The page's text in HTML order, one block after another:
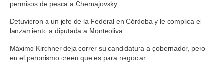
permisos de pesca a Chernajovsky
Detuvieron a un jefe de la Federal en Córdoba y le complica el
lanzamiento a diputada a Monteoliva
Máximo Kirchner deja correr su candidatura a gobernador, pero
en el peronismo creen que es para negociar